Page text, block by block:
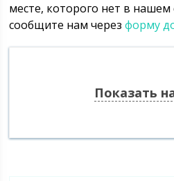
месте, которого нет в нашем
сообщите нам черезформу
Показать